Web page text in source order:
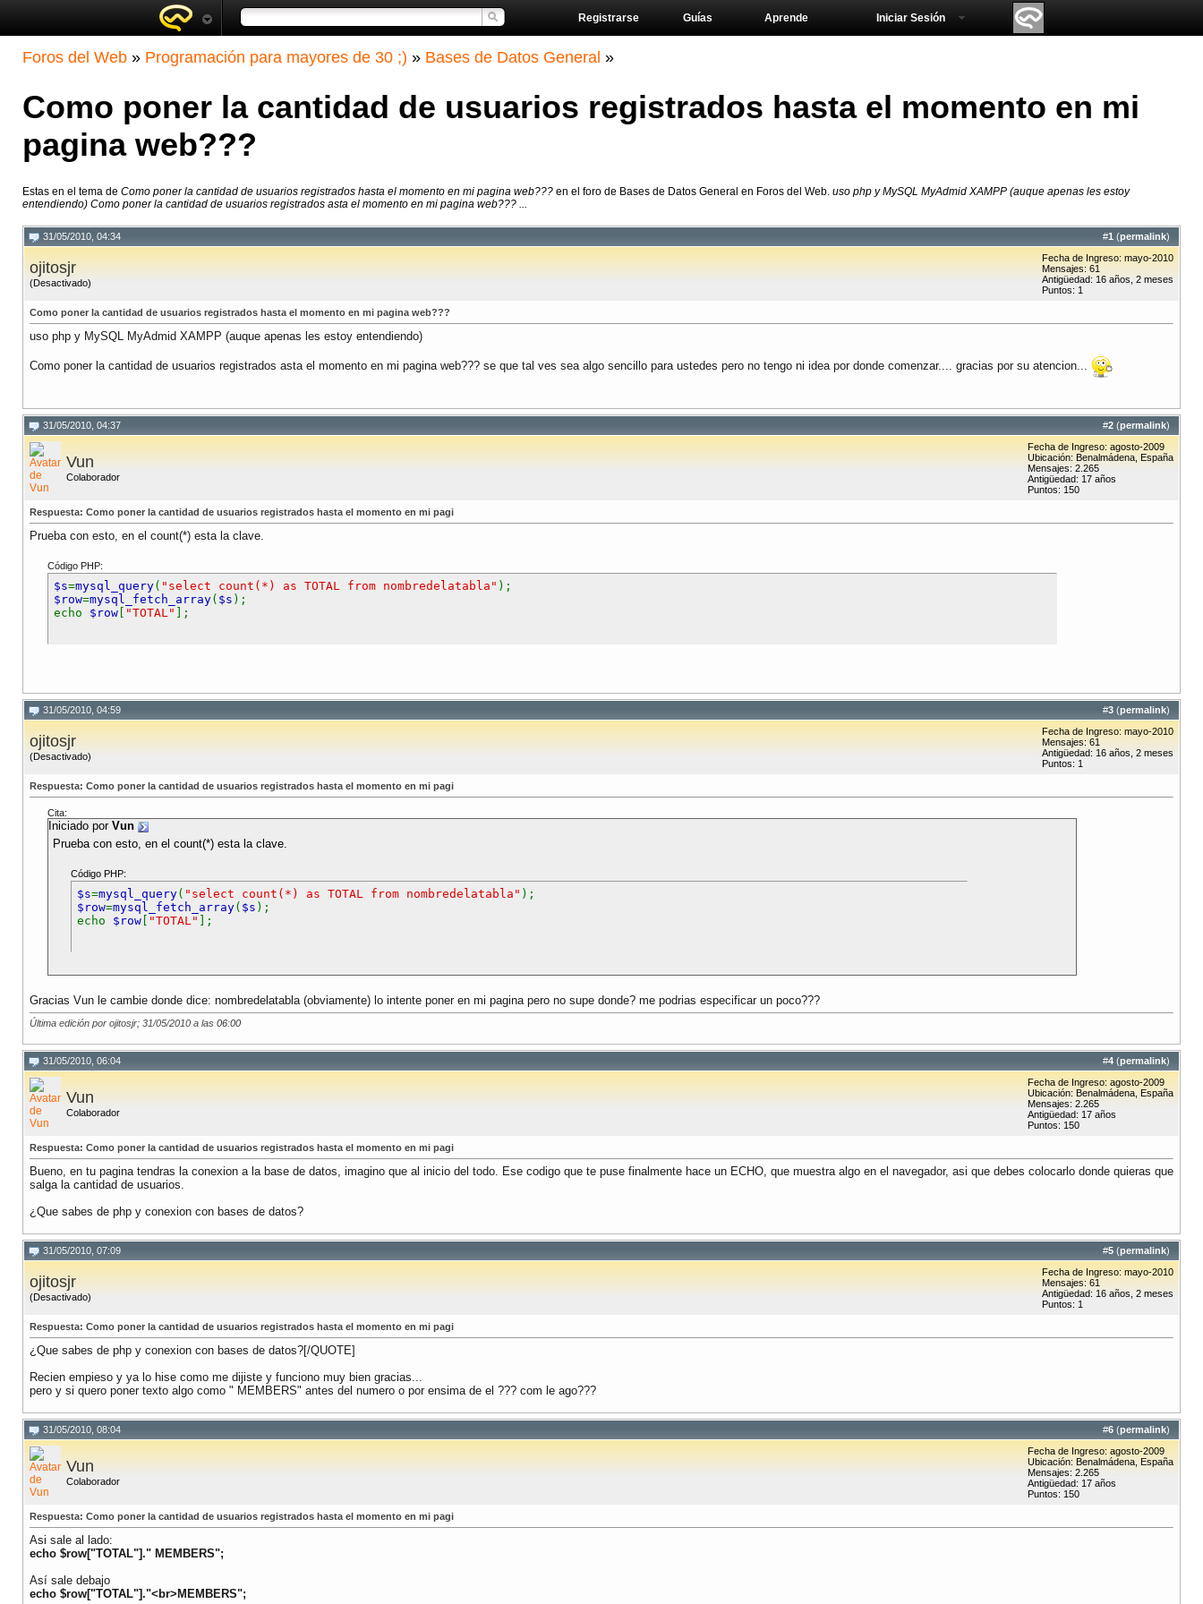
Aprende
Guías
Registrarse Iniciar Sesión
Foros del Web » Programación para mayores de 30 ;) » Bases de Datos General »
Como poner la cantidad de usuarios registrados hasta el momento en mi
pagina web???
Estas en el tema de Como poner la cantidad de usuarios registrados hasta el momento en mi pagina web??? en el foro de Bases de Datos General en Foros del Web. uso php y MySQL MyAdmid XAMPP (auque apenas les estoy
entendiendo) Como poner la cantidad de usuarios registrados asta el momento en mi pagina web??? ...
#1 (permalink)
31/05/2010, 04:34
ojitosjr
(Desactivado)
Fecha de Ingreso: mayo-2010
Mensajes: 61
Antigüedad: 16 años, 2 meses
Puntos: 1
Como poner la cantidad de usuarios registrados hasta el momento en mi pagina web???
uso php y MySQL MyAdmid XAMPP (auque apenas les estoy entendiendo)
Como poner la cantidad de usuarios registrados asta el momento en mi pagina web??? se que tal ves sea algo sencillo para ustedes pero no tengo ni idea por donde comenzar.... gracias por su atencion...
#2 (permalink)
31/05/2010, 04:37
Vun
Colaborador
Fecha de Ingreso: agosto-2009
Ubicación: Benalmádena, España
Mensajes: 2.265
Antigüedad: 17 años
Puntos: 150
Respuesta: Como poner la cantidad de usuarios registrados hasta el momento en mi pagi
Prueba con esto, en el count(*) esta la clave.
Código PHP:
$s=mysql_query( "select count(*) as TOTAL from nombredelatabla" );
$row=mysql_fetch_array( $s );
echo $row "TOTAL" ];
#3 (permalink)
31/05/2010, 04:59
ojitosjr
(Desactivado)
Fecha de Ingreso: mayo-2010
Mensajes: 61
Antigüedad: 16 años, 2 meses
Puntos: 1
Respuesta: Como poner la cantidad de usuarios registrados hasta el momento en mi pagi
Cita:
Iniciado por Vun
Prueba con esto, en el count(*) esta la clave.
Código PHP:
$s=mysql_query( "select count(*) as TOTAL from nombredelatabla" );
$row=mysql_fetch_array( $s );
echo $row "TOTAL" ];
Gracias Vun le cambie donde dice: nombredelatabla (obviamente) lo intente poner en mi pagina pero no supe donde? me podrias especificar un poco???
Última edición por ojitosjr; 31/05/2010 a las 06:00
#4 (permalink)
31/05/2010, 06:04
Vun
Colaborador
Fecha de Ingreso: agosto-2009
Ubicación: Benalmádena, España
Mensajes: 2.265
Antigüedad: 17 años
Puntos: 150
Respuesta: Como poner la cantidad de usuarios registrados hasta el momento en mi pagi
Bueno, en tu pagina tendras la conexion a la base de datos, imagino que al inicio del todo. Ese codigo que te puse finalmente hace un ECHO, que muestra algo en el navegador, asi que debes colocarlo donde quieras que
salga la cantidad de usuarios.
¿Que sabes de php y conexion con bases de datos?
#5 (permalink)
31/05/2010, 07:09
ojitosjr
(Desactivado)
Fecha de Ingreso: mayo-2010
Mensajes: 61
Antigüedad: 16 años, 2 meses
Puntos: 1
Respuesta: Como poner la cantidad de usuarios registrados hasta el momento en mi pagi
¿Que sabes de php y conexion con bases de datos?[/QUOTE]
Recien empieso y ya lo hise como me dijiste y funciono muy bien gracias...
pero y si quero poner texto algo como " MEMBERS" antes del numero o por ensima de el ??? com le ago???
#6 (permalink)
31/05/2010, 08:04
Vun
Colaborador
Fecha de Ingreso: agosto-2009
Ubicación: Benalmádena, España
Mensajes: 2.265
Antigüedad: 17 años
Puntos: 150
Respuesta: Como poner la cantidad de usuarios registrados hasta el momento en mi pagi
Asi sale al lado:
echo $row["TOTAL"]." MEMBERS";
Así sale debajo
echo $row["TOTAL"]."<br>MEMBERS";